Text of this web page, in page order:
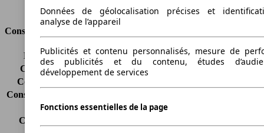
Volume du coffre
295 - 982 l
Consommation
Émissions de CO2*
-
Consommation (ville)
-
Consommation (route)
Consommation (combinée)*
Classe d'émissions
Euro 6d
Capacité du réservoir
Données de géolocalisation précises et
analyse de l’appareil
Publicités et contenu personnalisés, mesure de
des publicités et du contenu, études
développement de services
Fonctions essentielles de la page